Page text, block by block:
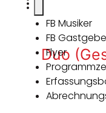
FB Musiker
FB
Flyer
Duo